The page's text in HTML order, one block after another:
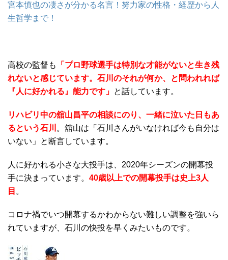
宮本慎也の凄さが分かる名言！努力家の性格・経歴から人
生哲学まで！
高校の監督も
「プロ野球選手は特別な才能がないと生き残
れないと感じています。石川のそれが何か、と問われれば
『人に好かれる』能力です」 と話しています。
リハビリ中の舘山昌平の相談にのり、一緒に泣いた日もあ
るという石川
。舘山は「石川さんがいなければ今も自分は
いない」と断言しています。
人に好かれる小さな大投手は、2020年シーズンの開幕投
手に決まっています。 40歳以上での開幕投手は史上3人
目 。
コロナ禍でいつ開幕するかわからない難しい調整を強いら
れていますが、石川の快投を早くみたいものです。